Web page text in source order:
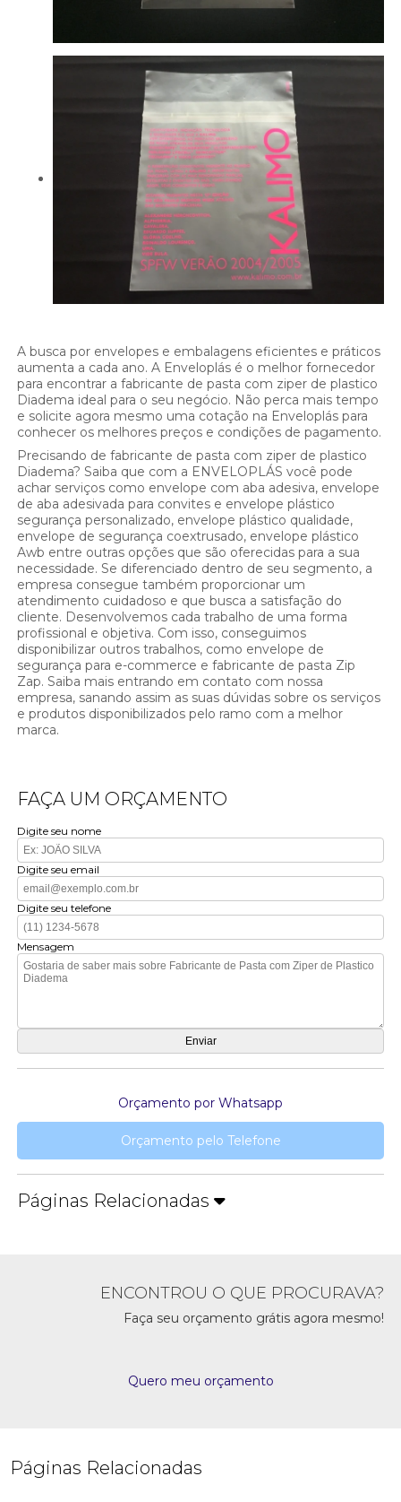
A busca por envelopes e embalagens eficientes e práticos
aumenta a cada ano. A Enveloplás é o melhor fornecedor
para encontrar a fabricante de pasta com ziper de plastico
Diadema ideal para o seu negócio. Não perca mais tempo
e solicite agora mesmo uma cotação na Enveloplás para
conhecer os melhores preços e condições de pagamento.
Precisando de fabricante de pasta com ziper de plastico
Diadema? Saiba que com a ENVELOPLÁS você pode
achar serviços como envelope com aba adesiva, envelope
de aba adesivada para convites e envelope plástico
segurança personalizado, envelope plástico qualidade,
envelope de segurança coextrusado, envelope plástico
Awb entre outras opções que são oferecidas para a sua
necessidade. Se diferenciado dentro de seu segmento, a
empresa consegue também proporcionar um
atendimento cuidadoso e que busca a satisfação do
cliente. Desenvolvemos cada trabalho de uma forma
profissional e objetiva. Com isso, conseguimos
disponibilizar outros trabalhos, como envelope de
segurança para e-commerce e fabricante de pasta Zip
Zap. Saiba mais entrando em contato com nossa
empresa, sanando assim as suas dúvidas sobre os serviços
e produtos disponibilizados pelo ramo com a melhor
marca.
FAÇA UM ORÇAMENTO
Digite seu nome
Digite seu email
Digite seu telefone
Mensagem
Orçamento por Whatsapp
Orçamento pelo Telefone
Páginas Relacionadas
ENCONTROU O QUE PROCURAVA?
Faça seu orçamento grátis agora mesmo!
Quero meu orçamento
Páginas Relacionadas